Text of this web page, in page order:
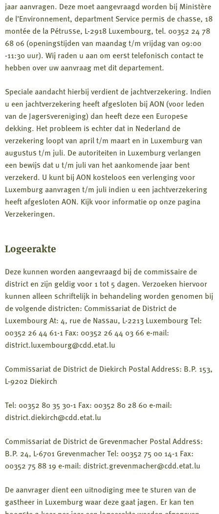
jaar aanvragen. Deze moet aangevraagd worden bij Ministère
de l’Environnement, department Service permis de chasse, 18
montée de la Pétrusse, L-2918 Luxembourg, tel. 00352 24 78
68 06 (openingstijden van maandag t/m vrijdag van 09:00
-11:30 uur). Wij raden u aan om eerst telefonisch contact te
hebben over uw aanvraag met dit departement.
Speciale aandacht hierbij verdient de jachtverzekering. Indien
u een jachtverzekering heeft afgesloten bij AON (voor leden
van de Jagersvereniging) dan heeft deze een Europese
dekking. Het probleem is echter dat in Nederland de
verzekering loopt van april t/m maart en in Luxemburg van
augustus t/m juli. De autoriteiten in Luxemburg verlangen
een bewijs dat u t/m juli van het aankomende jaar bent
verzekerd. U kunt bij AON kosteloos een verlenging voor
Luxemburg aanvragen t/m juli indien u een jachtverzekering
heeft afgesloten AON. Kijk voor informatie op onze pagina
Verzekeringen.
Logeerakte
Deze kunnen worden aangevraagd bij de commissaire de
district en zijn geldig voor 1 tot 5 dagen. Verzoeken hiervoor
kunnen alleen schriftelijk in behandeling worden genomen bij
de volgende districten: Commissariat de District de
Luxembourg At: 4, rue de Nassau, L-2213 Luxembourg Tel:
00352 26 44 61-1 Fax: 00352 26 44 03 66 e-mail:
district.luxembourg@cdd.etat.lu
Commissariat de District de Diekirch Postal Address: B.P. 153,
L-9202 Diekirch
Tel: 00352 80 35 30-1 Fax: 00352 80 28 60 e-mail:
district.diekirch@cdd.etat.lu
Commissariat de District de Grevenmacher Postal Address:
B.P. 24, L-6701 Grevenmacher Tel: 00352 75 00 14-1 Fax:
00352 75 88 19 e-mail: district.grevenmacher@cdd.etat.lu
De aanvrager dient een uitnodiging mee te sturen van de
gastheer in Luxemburg waar deze gaat jagen. Er kan ten